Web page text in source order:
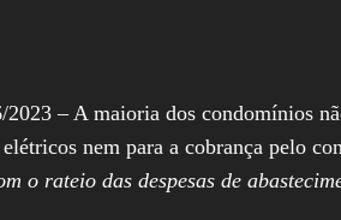
– A maioria dos condomínios
nem para a cobrança pelo
o rateio das despesas de